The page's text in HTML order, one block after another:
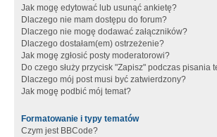
Jak mogę edytować lub usunąć ankietę?
Dlaczego nie mam dostępu do forum?
Dlaczego nie mogę dodawać załączników?
Dlaczego dostałam(em) ostrzeżenie?
Jak mogę zgłosić posty moderatorowi?
Do czego służy przycisk "Zapisz" podczas pisania
Dlaczego mój post musi być zatwierdzony?
Jak mogę podbić mój temat?
Formatowanie i typy tematów
Czym jest BBCode?